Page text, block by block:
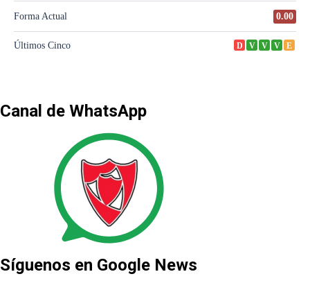
Canal de WhatsApp
Síguenos en Google News